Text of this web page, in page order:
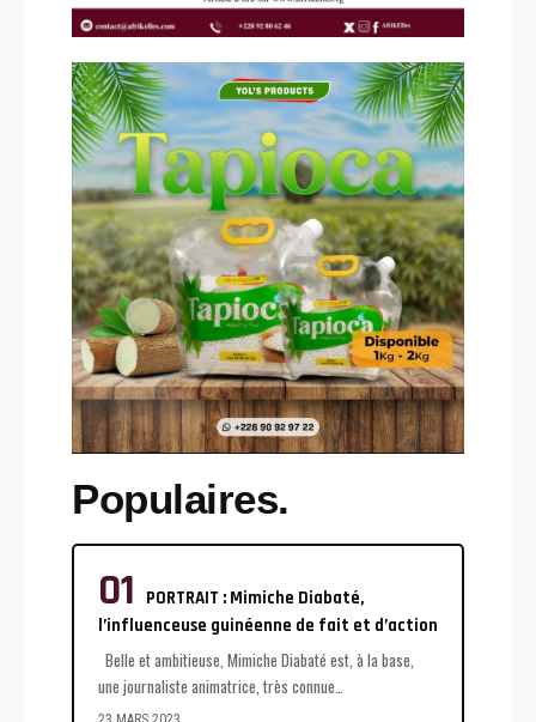
Populaires.
PORTRAIT : Mimiche Diabaté,
l’influenceuse guinéenne de fait et d’action
Belle et ambitieuse, Mimiche Diabaté est, à la base,
une journaliste animatrice, très connue…